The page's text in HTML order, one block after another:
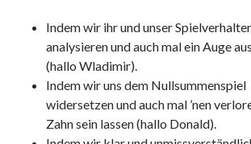
Indem wir ihr und unser
analysieren und auch mal ein Auge
(hallo Wladimir).
Indem wir uns dem Nullsummenspiel
widersetzen und auch mal ’nen
Zahn sein lassen (hallo Donald).